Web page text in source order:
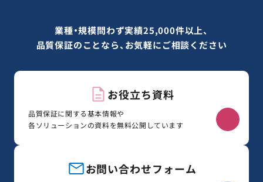
業種・規模問わず実績25,000件以上、
品質保証のことなら、お気軽にご相談ください
お役立ち資料
品質保証に関する基本情報や
各ソリューションの資料を無料公開しています
お問い合わせフォーム